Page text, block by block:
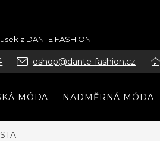
z DANTE FASHION.
eshop@dante-fashion.cz
MÓDA NADMĚRNÁ MÓDA